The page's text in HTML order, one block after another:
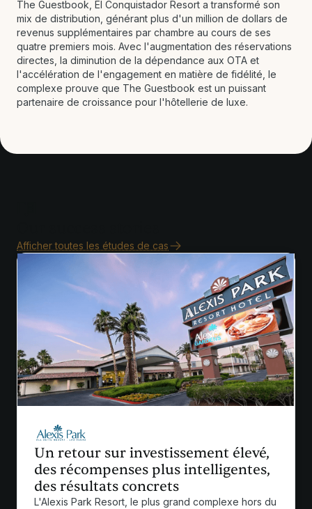
The Guestbook, El Conquistador Resort a transformé son
mix de distribution, générant plus d'un million de dollars de
revenus supplémentaires par chambre au cours de ses
quatre premiers mois. Avec l'augmentation des réservations
directes, la diminution de la dépendance aux OTA et
l'accélération de l'engagement en matière de fidélité, le
complexe prouve que The Guestbook est un puissant
partenaire de croissance pour l'hôtellerie de luxe.
Afficher toutes les études de cas
Un retour sur investissement élevé,
des récompenses plus intelligentes,
des résultats concrets
L'Alexis Park Resort, le plus grand complexe hors du